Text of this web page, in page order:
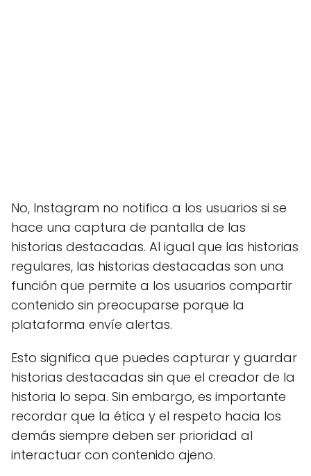
No, Instagram no notifica a los usuarios si se
hace una captura de pantalla de las
historias destacadas. Al igual que las historias
regulares, las historias destacadas son una
función que permite a los usuarios compartir
contenido sin preocuparse porque la
plataforma envíe alertas.
Esto significa que puedes capturar y guardar
historias destacadas sin que el creador de la
historia lo sepa. Sin embargo, es importante
recordar que la ética y el respeto hacia los
demás siempre deben ser prioridad al
interactuar con contenido ajeno.